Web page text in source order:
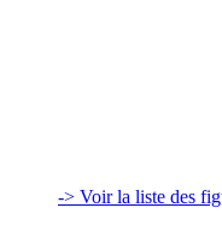
-> Voir la liste des